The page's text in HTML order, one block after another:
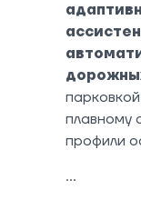
плавному
профили